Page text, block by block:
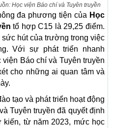
Học viện Báo chí và Tuyên truyền
đa phương tiện của Học
tổ hợp C15 là 29,25 điểm.
hút của trường trong việc
Với sự phát triển nhanh
Báo chí và Tuyên truyền
cho những ai quan tâm và
tạo và phát triển hoạt động
Tuyên truyền đã quyết định
từ năm 2023, mức học